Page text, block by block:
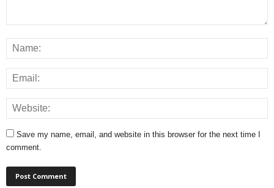
Save my name, email, and website in this browser for the next time I
comment.